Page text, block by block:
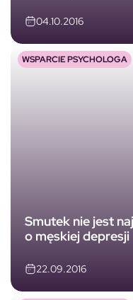
04.10.2016
Smutek nie jest
o męskiej depresji
22.09.2016
WSPARCIE PSYCHOLOGA